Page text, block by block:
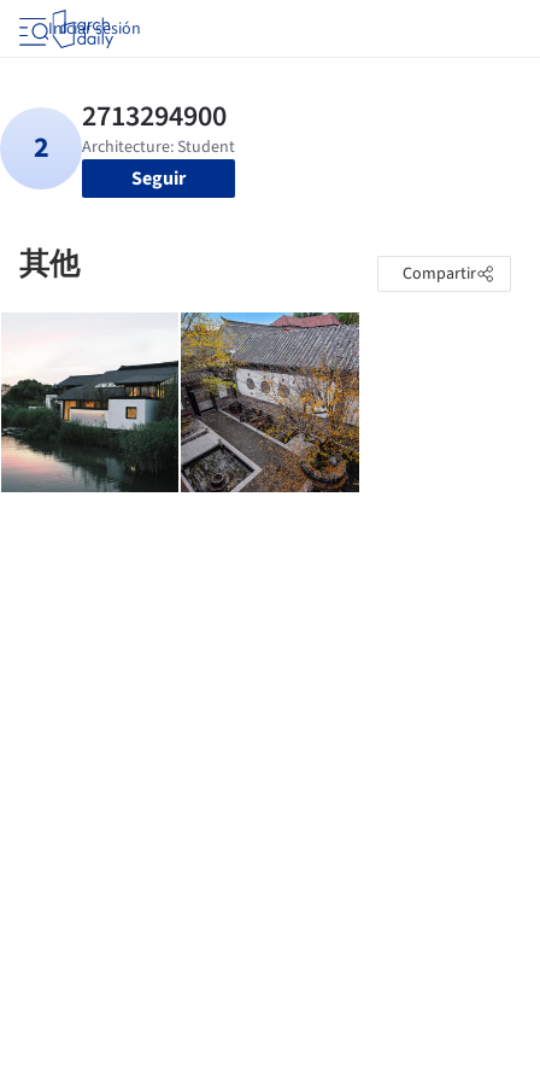
Iniciar sesión
Seguir
其他 Compartir